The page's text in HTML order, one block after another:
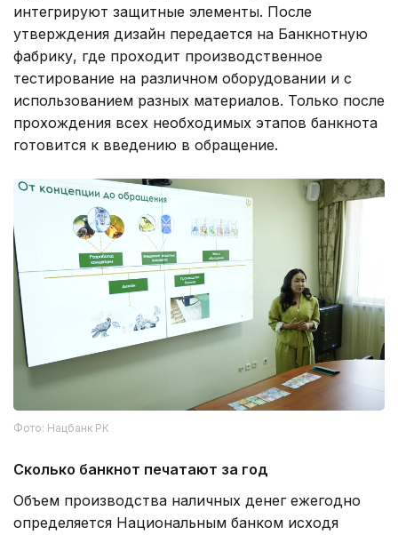
интегрируют защитные элементы. После
утверждения дизайн передается на Банкнотную
фабрику, где проходит производственное
тестирование на различном оборудовании и с
использованием разных материалов. Только после
прохождения всех необходимых этапов банкнота
готовится к введению в обращение.
Фото: Нацбанк РК
Сколько банкнот печатают за год
Объем производства наличных денег ежегодно
определяется Национальным банком исходя